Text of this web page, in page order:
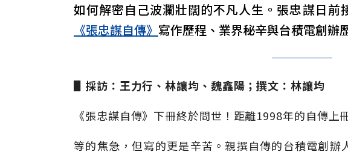
如何解密自己波瀾壯闊的不凡人生。 張忠謀日前
《張忠謀自傳》 寫作歷程、業界秘辛與台積電創辦
▋採訪：王力行、林讓均、魏鑫陽；撰文：林讓均
《張忠謀自傳》下冊終於問世！距離1998年的自傳上
等的焦急，但寫的更是辛苦。親撰自傳的台積電創